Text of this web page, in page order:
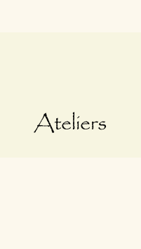
Ateliers